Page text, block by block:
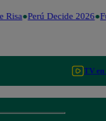
Perú Decide 2026
TV